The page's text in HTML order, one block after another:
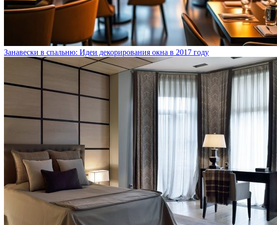
Занавески в спальню: Идеи декорирования окна в 2017 году